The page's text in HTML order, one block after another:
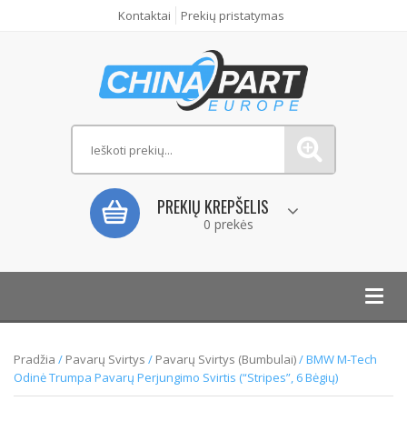
Kontaktai Prekių pristatymas
PREKIŲ KREPŠELIS
0 prekės
Pradžia / Pavarų Svirtys / Pavarų Svirtys (bumbulai)/ BMW M-Tech
Odinė Trumpa Pavarų Perjungimo Svirtis (“Stripes”, 6 Bėgių)